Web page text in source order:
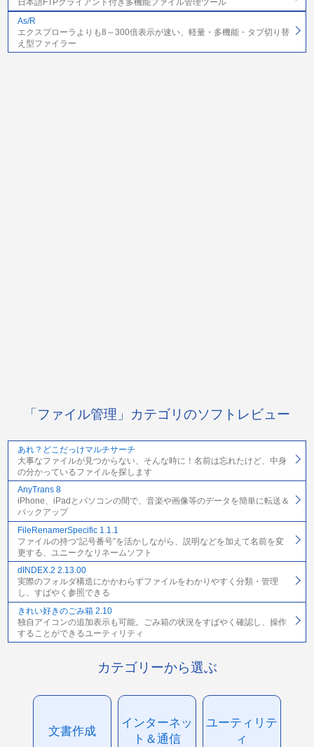
日本語FTPクライアント付き多機能ファイル管理ツール
As/R
エクスプローラよりも8～300倍表示が速い、軽量・多機能・タブ切り替
え型ファイラー
「ファイル管理」カテゴリのソフトレビュー
あれ？どこだっけマルチサーチ
大事なファイルが見つからない、そんな時に！名前は忘れたけど、中身
の分かっているファイルを探します
AnyTrans 8
iPhone、iPadとパソコンの間で、音楽や画像等のデータを簡単に転送＆
バックアップ
FileRenamerSpecific 1.1.1
ファイルの持つ“記号番号”を活かしながら、説明などを加えて名前を変
更する、ユニークなリネームソフト
dINDEX.2 2.13.00
実際のフォルダ構造にかかわらずファイルをわかりやすく分類・管理
し、すばやく参照できる
きれい好きのごみ箱 2.10
独自アイコンの追加表示も可能。ごみ箱の状況をすばやく確認し、操作
することができるユーティリティ
カテゴリーから選ぶ
文書作成
インターネッ
ト＆通信
ユーティリテ
ィ